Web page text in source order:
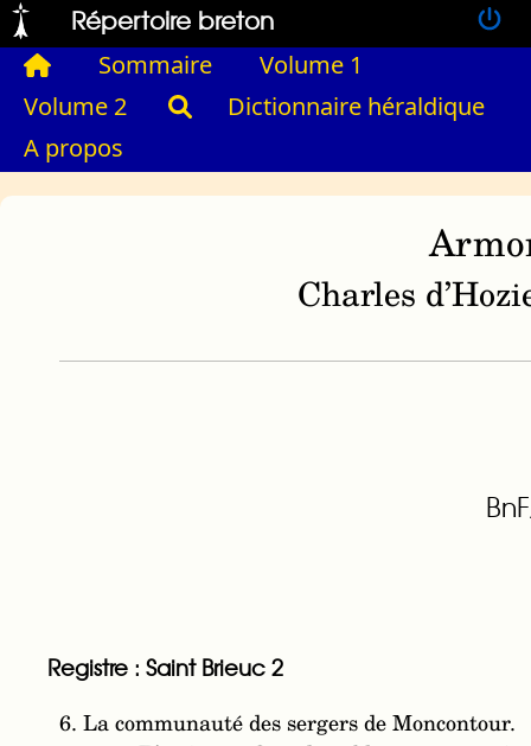
Répertoire breton
Sommaire
Volume 1
Volume 2
Dictionnaire héraldique
A propos
Charles
Registre : Saint Brieuc 2
6. La communauté des sergers de Moncontour.